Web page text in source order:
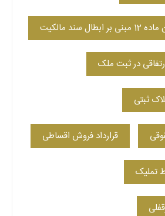
سند مالکیت
در ثبت ملک
ثبتی
قرارداد فروش اقساطی
تملیک